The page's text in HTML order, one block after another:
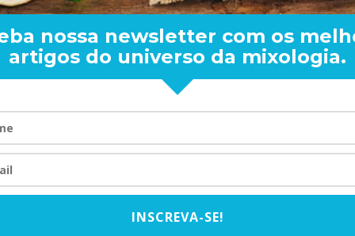
RAND BARTENDER: DE
VISTA PARA O MUNDO
nossa newsletter com os
artigos do universo da mixologia.
INSCREVA-SE!